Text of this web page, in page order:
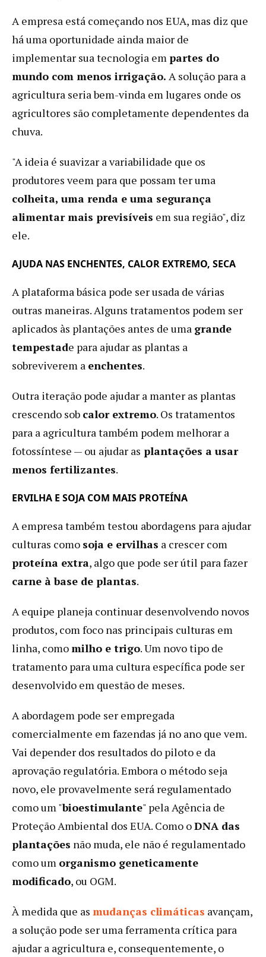
A empresa está começando nos EUA, mas diz que
há uma oportunidade ainda maior de
implementar sua tecnologia em partes do
mundo com menos irrigação. A solução para a
agricultura seria bem-vinda em lugares onde os
agricultores são completamente dependentes da
chuva.
"A ideia é suavizar a variabilidade que os
produtores veem para que possam ter uma
colheita, uma renda e uma segurança
alimentar mais previsíveis em sua região", diz
ele.
AJUDA NAS ENCHENTES, CALOR EXTREMO, SECA
A plataforma básica pode ser usada de várias
outras maneiras. Alguns tratamentos podem ser
aplicados às plantações antes de uma grande
tempestade para ajudar as plantas a
sobreviverem a enchentes.
Outra iteração pode ajudar a manter as plantas
crescendo sob calor extremo. Os tratamentos
para a agricultura também podem melhorar a
fotossíntese — ou ajudar as plantações a usar
menos fertilizantes.
ERVILHA E SOJA COM MAIS PROTEÍNA
A empresa também testou abordagens para ajudar
culturas como soja e ervilhas a crescer com
proteína extra, algo que pode ser útil para fazer
carne à base de plantas.
A equipe planeja continuar desenvolvendo novos
produtos, com foco nas principais culturas em
linha, comomilho e trigo. Um novo tipo de
tratamento para uma cultura específica pode ser
desenvolvido em questão de meses.
A abordagem pode ser empregada
comercialmente em fazendas já no ano que vem.
Vai depender dos resultados do piloto e da
aprovação regulatória. Embora o método seja
novo, ele provavelmente será regulamentado
como um "bioestimulante" pela Agência de
Proteção Ambiental dos EUA. Como oDNA das
plantações não muda, ele não é regulamentado
como um organismo geneticamente
modificado, ou OGM.
À medida que as mudanças climáticas avançam,
a solução pode ser uma ferramenta crítica para
ajudar a agricultura e, consequentemente, o